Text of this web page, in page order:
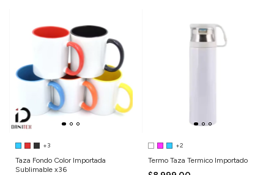
+3
Taza Fondo Color Importada
Sublimable x36
+2
Termo Taza Termico Importado